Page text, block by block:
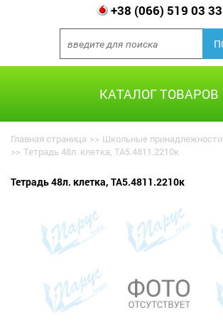
+38 (066) 519 03 33
КАТАЛОГ ТОВАРОВ
Главная страница >> Школьные принадлежности
>> Тетрадь 48л. клетка, ТА5.4811.2210к
Тетрадь 48л. клетка, ТА5.4811.2210к